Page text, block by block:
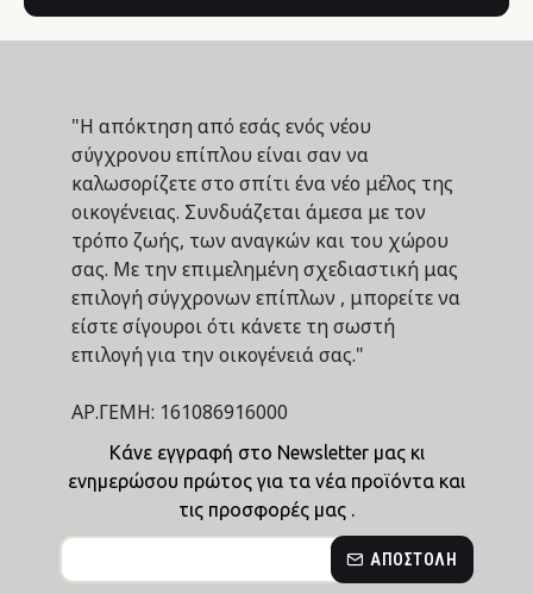
"Η απόκτηση από εσάς ενός νέου
σύγχρονου επίπλου είναι σαν να
καλωσορίζετε στο σπίτι ένα νέο μέλος της
οικογένειας. Συνδυάζεται άμεσα με τον
τρόπο ζωής, των αναγκών και του χώρου
σας. Με την επιμελημένη σχεδιαστική μας
επιλογή σύγχρονων επίπλων , μπορείτε να
είστε σίγουροι ότι κάνετε τη σωστή
επιλογή για την οικογένειά σας."
ΑΡ.ΓΕΜΗ: 161086916000
Κάνε εγγραφή στο Newsletter μας κι
ενημερώσου πρώτος για τα νέα προϊόντα και
τις προσφορές μας .
ΑΠΟΣΤΟΛΉ